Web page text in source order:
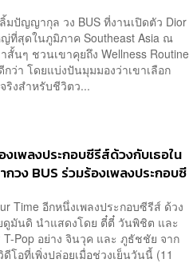
มปัญญากุล วง BUS ที่งานเปิดตัว Dior
ญ่ที่สุดในภูมิภาค Southeast Asia ณ
นๆ ชวนเขาคุยถึง Wellness Routine
ว่า โดยแบ่งปันมุมมองว่าเขาเลือก
ริงสำหรับชีวิตว...
เพลงประกอบซีรีส์ด้วงกับเธอใน
วง BUS ร่วมร้องเพลงประกอบซี
Time อีกหนึ่งเพลงประกอบซีรีส์ ด้วง
ดูมันดิ นำแสดงโดย ตี๋ตี๋ วันพิชิต และ
Pop อย่าง จินวุค และ ภูธัชชัย จาก
โอที่เพิ่งปล่อยเมื่อช่วงเย็นวันนี้ (11